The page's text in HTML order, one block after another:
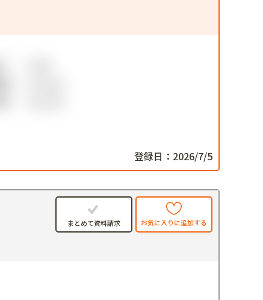
登録日：2026/7/5
まとめて資料請求 お気に入りに追加する